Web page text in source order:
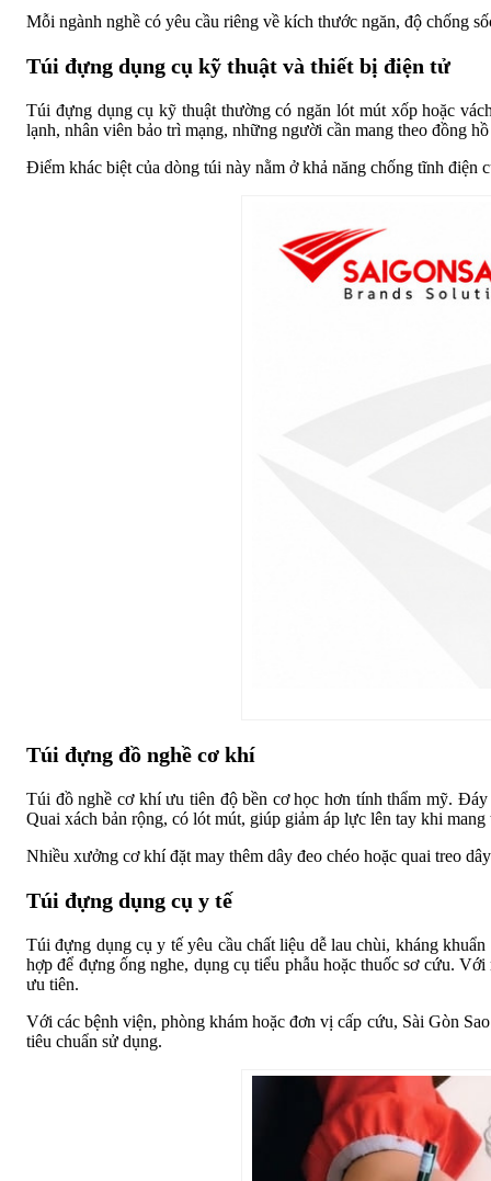
Mỗi ngành nghề có yêu cầu riêng về kích thước ngăn, độ chống
Túi đựng dụng cụ kỹ thuật và thiết bị điện tử
Túi đựng dụng cụ kỹ thuật thường có ngăn lót mút xốp hoặc
lạnh, nhân viên bảo trì mạng, những người cần mang theo đồng
Điểm khác biệt của dòng túi này nằm ở khả năng chống tĩnh
Túi đựng đồ nghề cơ khí
Túi đồ nghề cơ khí ưu tiên độ bền cơ học hơn tính thẩm mỹ.
Quai xách bản rộng, có lót mút, giúp giảm áp lực lên tay khi
Nhiều xưởng cơ khí đặt may thêm dây đeo chéo hoặc quai treo
Túi đựng dụng cụ y tế
Túi đựng dụng cụ y tế yêu cầu chất liệu dễ lau chùi, kháng
hợp để đựng ống nghe, dụng cụ tiểu phẫu hoặc thuốc sơ cứu.
ưu tiên.
Với các bệnh viện, phòng khám hoặc đơn vị cấp cứu, Sài Gòn
tiêu chuẩn sử dụng.